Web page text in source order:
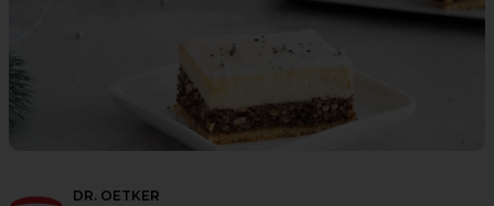
DR. OETKER